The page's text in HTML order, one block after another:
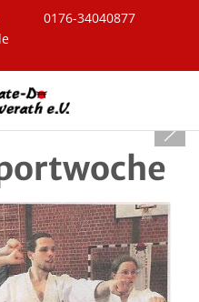
0176-34040877